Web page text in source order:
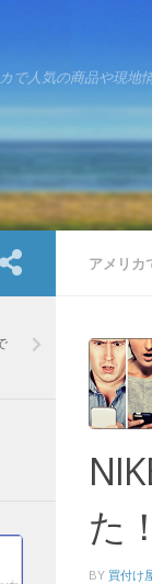
で人気の商品や現地
アメリカ
た
BY 買付け